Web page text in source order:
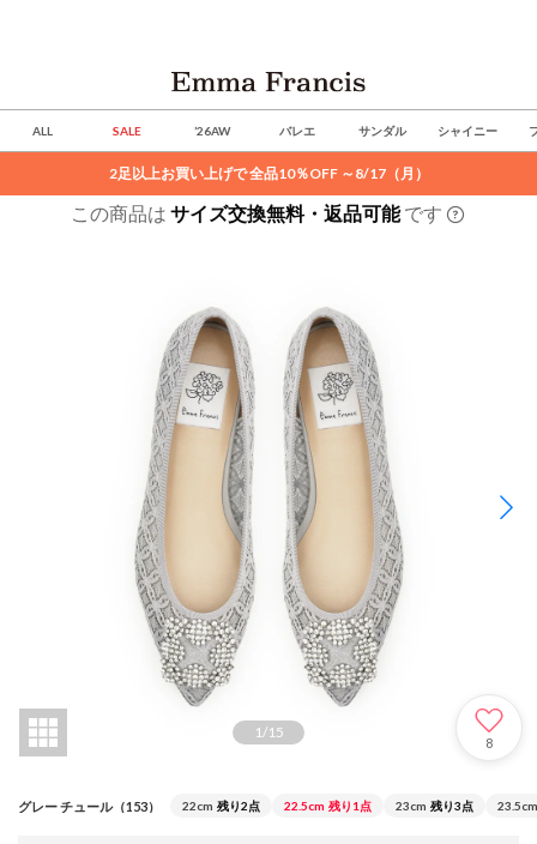
ALL SALE ’26AW バレエ サンダル シャイニー
2足以上お買い上げで 全品10％OFF ～8/17（月）
この商品は サイズ交換無料・返品可能です
1/15
8
グレー チュール（153） 22cm 残り2点 22.5cm 残り1点 23cm 残り3点 23.5cm